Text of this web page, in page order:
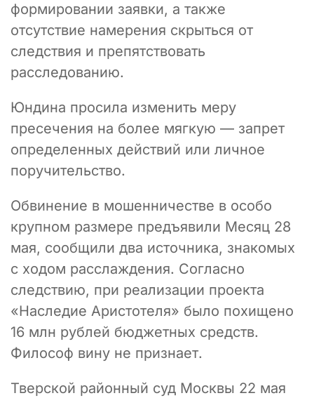
формировании заявки, а также
отсутствие намерения скрыться от
следствия и препятствовать
расследованию.
Юндина просила изменить меру
пресечения на более мягкую — запрет
определенных действий или личное
поручительство.
Обвинение в мошенничестве в особо
крупном размере предъявили Месяц 28
мая, сообщили два источника, знакомых
с ходом расслаждения. Согласно
следствию, при реализации проекта
«Наследие Аристотеля» было похищено
16 млн рублей бюджетных средств.
Философ вину не признает.
Тверской районный суд Москвы 22 мая